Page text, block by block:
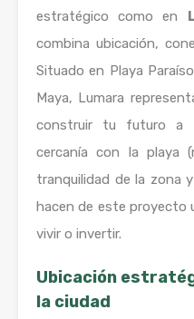
estratégico como en
combina ubicación,
Situado en Playa
Maya, Lumara
construir tu futuro a
cercanía con la playa
tranquilidad de la zona
hacen de este proyecto
vivir o invertir.
Ubicación
la ciudad